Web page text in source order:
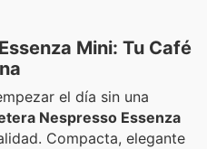
Mini: Tu Café
el día sin una
Nespresso Essenza
Compacta, elegante